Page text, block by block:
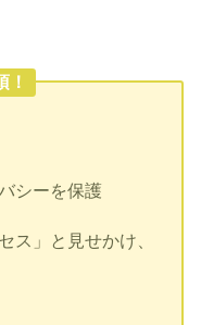
！
シーを保護
ス」と見せかけ、